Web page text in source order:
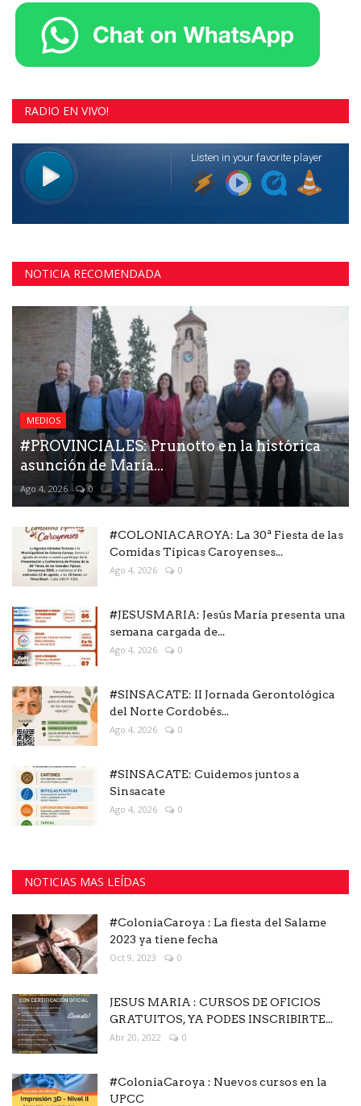
RADIO EN VIVO!
NOTICIA RECOMENDADA
MEDIOS
#PROVINCIALES: Prunotto en la histórica
asunción de María...
Ago 4, 2026 0
#COLONIACAROYA: La 30ª Fiesta de las
Comidas Típicas Caroyenses...
Ago 4, 2026 0
#JESUSMARIA: Jesús María presenta una
semana cargada de...
Ago 4, 2026 0
#SINSACATE: II Jornada Gerontológica
del Norte Cordobés...
Ago 4, 2026 0
#SINSACATE: Cuidemos juntos a
Sinsacate
Ago 4, 2026 0
NOTICIAS MAS LEÍDAS
#ColoniaCaroya : La fiesta del Salame
2023 ya tiene fecha
Oct 9, 2023 0
JESUS MARIA : CURSOS DE OFICIOS
GRATUITOS, YA PODES INSCRIBIRTE...
Abr 20, 2022 0
#ColoniaCaroya : Nuevos cursos en la
UPCC